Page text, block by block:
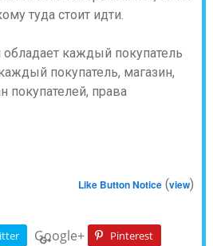
туда стоит идти.
Like Button Notice (view)
Google+ Pinterest